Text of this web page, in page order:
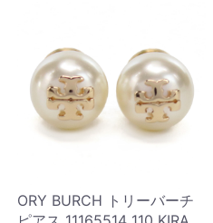
ORY BURCH トリーバーチ